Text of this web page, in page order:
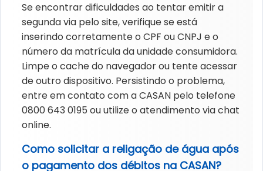
Se encontrar dificuldades ao tentar emitir a
segunda via pelo site, verifique se está
inserindo corretamente o CPF ou CNPJ e o
número da matrícula da unidade consumidora.
Limpe o cache do navegador ou tente acessar
de outro dispositivo. Persistindo o problema,
entre em contato com a CASAN pelo telefone
0800 643 0195 ou utilize o atendimento via chat
online.
Como solicitar a religação de água após
o pagamento dos débitos na CASAN?